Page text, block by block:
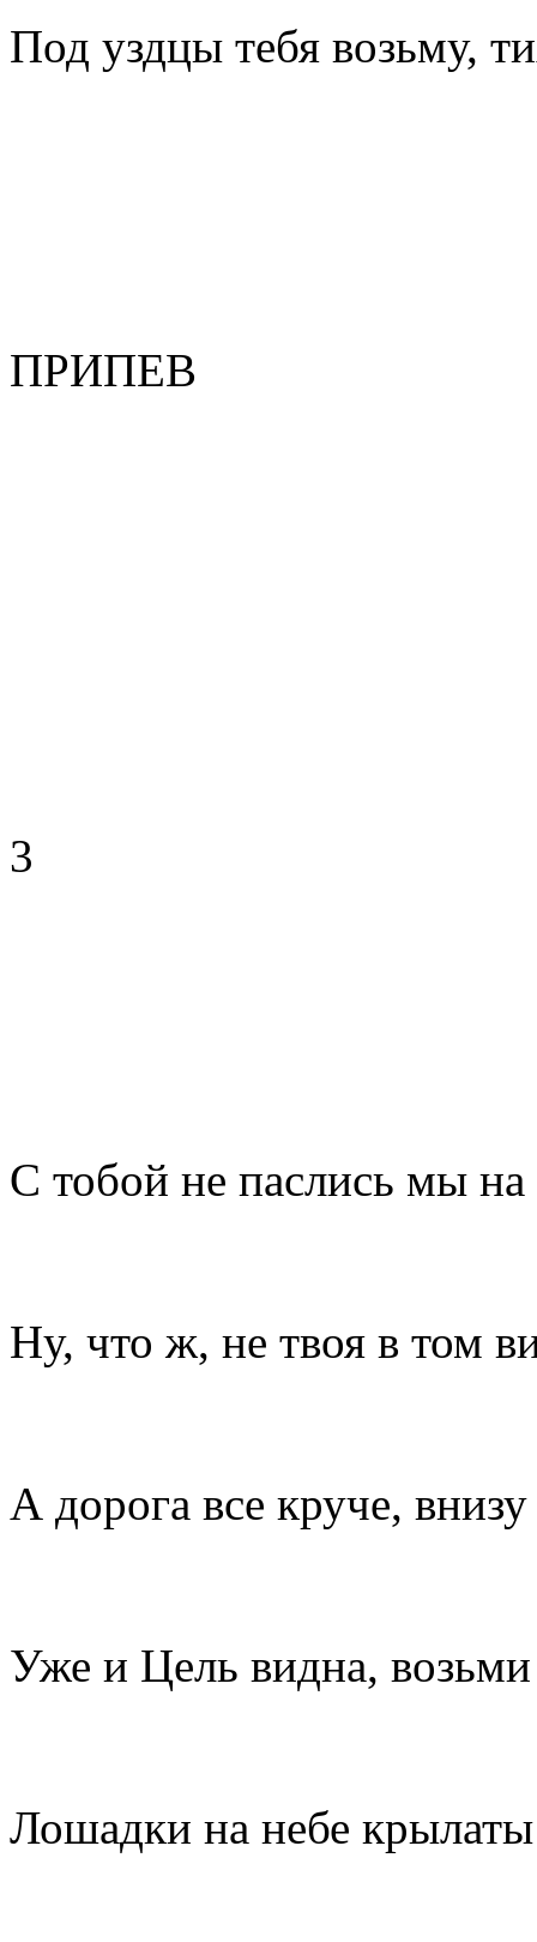
Под уздцы тебя возьму,
ПРИПЕВ
3
С тобой не паслись мы
Ну, что ж, не твоя в том
А дорога все круче,
Уже и Цель видна,
Лошадки на небе